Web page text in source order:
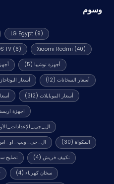
وسوم
LG Egypt(9)
TV(6) Xiaomi Redmi (40)
أجهزة توشيبا (5)
أسعار أسعار السخانات (12)
أسعار الموبايلات (312)
اجهزة
المكواة (30)
تصليح تكييف فريش (4)
سخان كهرباء (4)